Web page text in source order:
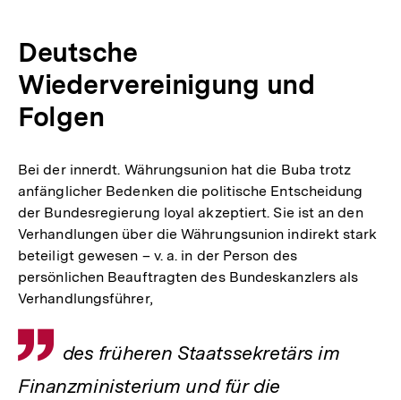
Deutsche
Wiedervereinigung und
Folgen
Bei der innerdt. Währungsunion hat die Buba trotz
anfänglicher Bedenken die politische Entscheidung
der Bundesregierung loyal akzeptiert. Sie ist an den
Verhandlungen über die Währungsunion indirekt stark
beteiligt gewesen – v. a. in der Person des
persönlichen Beauftragten des Bundeskanzlers als
Verhandlungsführer,
Zitat
des früheren Staatssekretärs im
Finanzministerium und für die